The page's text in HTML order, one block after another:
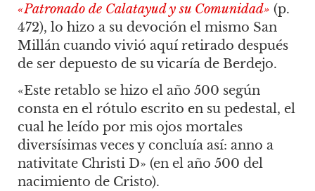
«Patronado de Calatayud y su Comunidad» (p.
472), lo hizo a su devoción el mismo San
Millán cuando vivió aquí retirado después
de ser depuesto de su vicaría de Berdejo.
«Este retablo se hizo el año 500 según
consta en el rótulo escrito en su pedestal, el
cual he leído por mis ojos mortales
diversísimas veces y concluía así: anno a
nativitate Christi D» (en el año 500 del
nacimiento de Cristo).